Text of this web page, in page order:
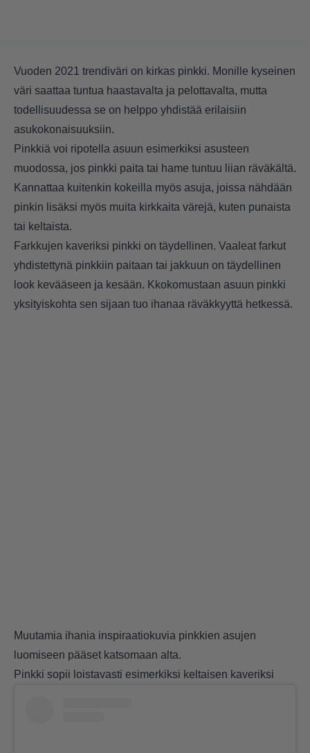
Vuoden 2021 trendiväri on kirkas pinkki. Monille kyseinen
väri saattaa tuntua haastavalta ja pelottavalta, mutta
todellisuudessa se on helppo yhdistää erilaisiin
asukokonaisuuksiin.
Pinkkiä voi ripotella asuun esimerkiksi asusteen
muodossa, jos pinkki paita tai hame tuntuu liian räväkältä.
Kannattaa kuitenkin kokeilla myös asuja, joissa nähdään
pinkin lisäksi myös muita kirkkaita värejä, kuten punaista
tai keltaista.
Farkkujen kaveriksi pinkki on täydellinen. Vaaleat farkut
yhdistettynä pinkkiin paitaan tai jakkuun on täydellinen
look kevääseen ja kesään. Kkokomustaan asuun pinkki
yksityiskohta sen sijaan tuo ihanaa räväkkyyttä hetkessä.
Muutamia ihania inspiraatiokuvia pinkkien asujen
luomiseen pääset katsomaan alta.
Pinkki sopii loistavasti esimerkiksi keltaisen kaveriksi